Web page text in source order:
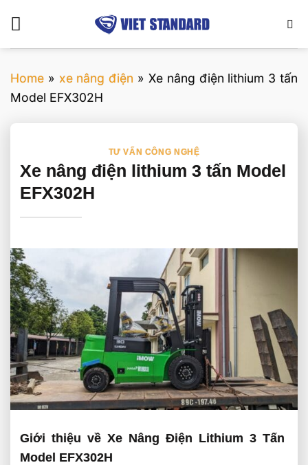
qua
nội
Home » xe nâng điện » Xe nâng điện lithium 3 tấn
Model EFX302H
TƯ VẤN CÔNG NGHỆ
Xe nâng điện lithium 3 tấn Model
EFX302H
Giới thiệu về Xe Nâng Điện Lithium 3 Tấn
Model EFX302H